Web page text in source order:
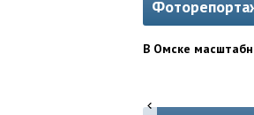
В Омске